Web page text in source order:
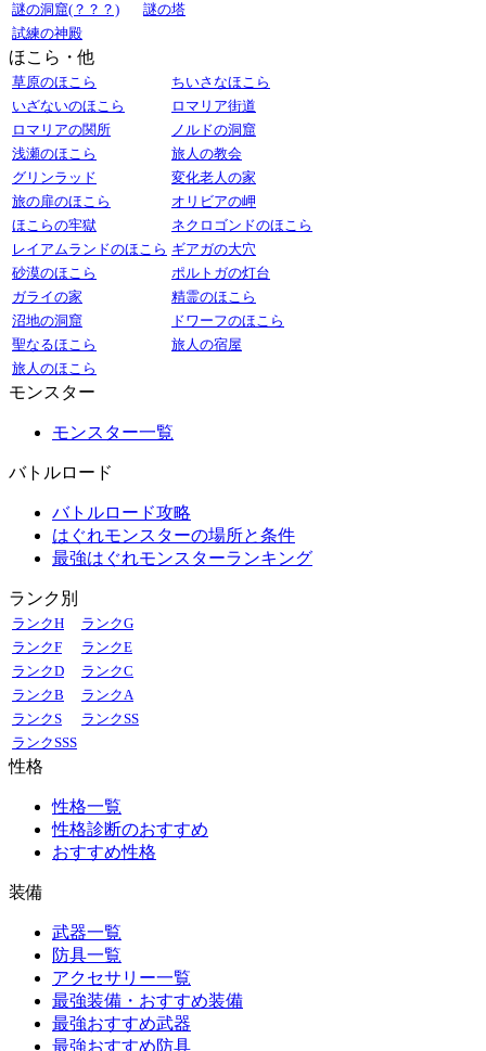
謎の洞窟(？？？)
謎の塔
試練の神殿
ほこら・他
草原のほこら
ちいさなほこら
いざないのほこら
ロマリア街道
ロマリアの関所
ノルドの洞窟
浅瀬のほこら
旅人の教会
グリンラッド
変化老人の家
旅の扉のほこら
オリビアの岬
ほこらの牢獄
ネクロゴンドのほこら
レイアムランドのほこら ギアガの大穴
砂漠のほこら
ポルトガの灯台
ガライの家
精霊のほこら
沼地の洞窟
ドワーフのほこら
聖なるほこら
旅人の宿屋
旅人のほこら
モンスター
モンスター一覧
バトルロード
バトルロード攻略
はぐれモンスターの場所と条件
最強はぐれモンスターランキング
ランク別
ランクH
ランクG
ランクF
ランクE
ランクD
ランクC
ランクB
ランクA
ランクS
ランクSS
ランクSSS
性格
性格一覧
性格診断のおすすめ
おすすめ性格
装備
武器一覧
防具一覧
アクセサリー一覧
最強装備・おすすめ装備
最強おすすめ武器
最強おすすめ防具